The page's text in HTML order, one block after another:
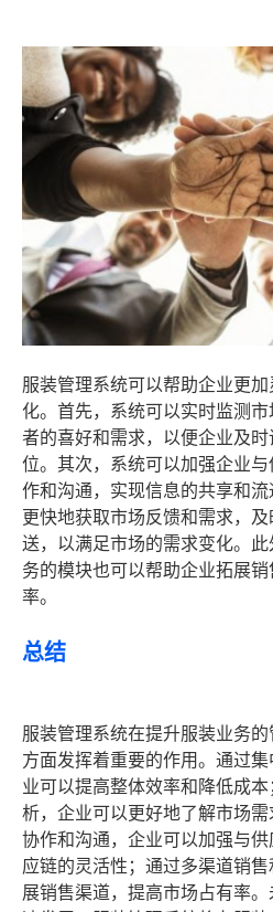
服装管理系统可以帮助企业更
化。首先，系统可以实时监测
者的喜好和需求，以便企业及
位。其次，系统可以加强企业
作和沟通，实现信息的共享和
更快地获取市场反馈和需求，
送，以满足市场的需求变化。
务的模块也可以帮助企业拓展
率。
总结
服装管理系统在提升服装业务
方面发挥着重要的作用。通过
业可以提高整体效率和降低成
析，企业可以更好地了解市场
协作和沟通，企业可以加强与
应链的灵活性；通过多渠道销
展销售渠道，提高市场占有率